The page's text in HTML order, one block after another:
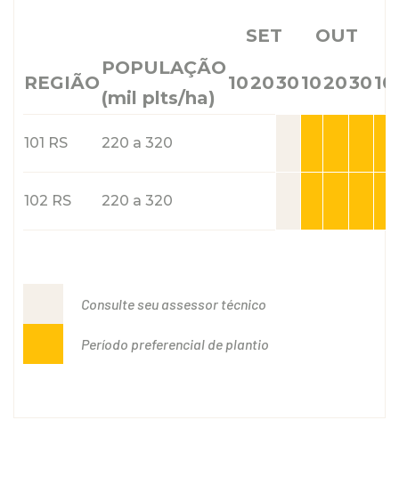
SET OUT
REGIÃO
POPULAÇÃO
(mil plts/ha)
10203010203010
101 RS 220 a 320
102 RS 220 a 320
Consulte seu assessor técnico
Período preferencial de plantio